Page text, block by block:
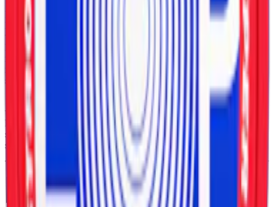
Prillorna är smalare än traditionellt snus, så kallade slim-portioner.
Detta gör Loops prillor mer diskreta. En dosa rymmer 20 prillor som
väger 0,625 gram styck med en nettovikt på 12,5 gram. Prillorna
känns mjuka utan att börja rinna. Nikotinhalten är 1,5 procent, vilket
motsvarar 9,4 milligram nikotin per prilla. Trots namnet ”Strong”
räknas produkten som normalstark enligt Snuset.se:s sätt att redovisa
styrka.
Smaken hos Strawberry Ice kombinerar jordgubb med en kylande
ton av pepparmynta där sötman från bär möter mintens kyliga
karaktär. Denna kombination har tidigare inte funnits i Loops
sortiment och markerar därför en ny riktning i varumärkets
smakutveckling.